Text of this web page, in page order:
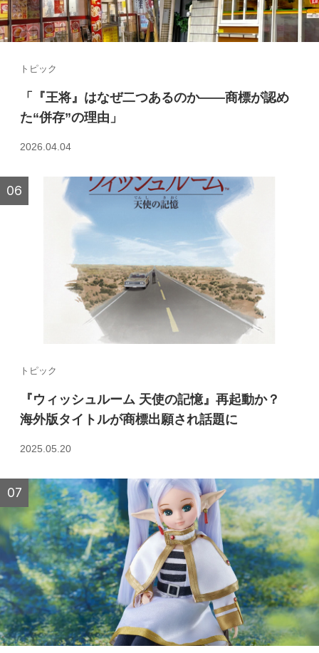
トピック
「『王将』はなぜ二つあるのか――商標が認め
た“併存”の理由」
2026.04.04
トピック
『ウィッシュルーム 天使の記憶』再起動か？
海外版タイトルが商標出願され話題に
2025.05.20